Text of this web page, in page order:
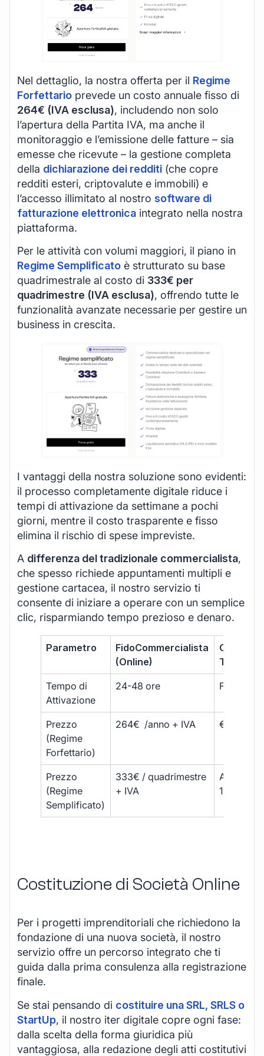
Nel dettaglio, la nostra offerta per il Regime
Forfettario prevede un costo annuale fisso di
264€ (IVA esclusa), includendo non solo
l’apertura della Partita IVA, ma anche il
monitoraggio e l’emissione delle fatture – sia
emesse che ricevute – la gestione completa
della dichiarazione dei redditi (che copre
redditi esteri, criptovalute e immobili) e
l’accesso illimitato al nostro software di
fatturazione elettronica integrato nella nostra
piattaforma.
Per le attività con volumi maggiori, il piano in
Regime Semplificato è strutturato su base
quadrimestrale al costo di 333€ per
quadrimestre (IVA esclusa), offrendo tutte le
funzionalità avanzate necessarie per gestire un
business in crescita.
I vantaggi della nostra soluzione sono evidenti:
il processo completamente digitale riduce i
tempi di attivazione da settimane a pochi
giorni, mentre il costo trasparente e fisso
elimina il rischio di spese impreviste.
A differenza del tradizionale commercialista,
che spesso richiede appuntamenti multipli e
gestione cartacea, il nostro servizio ti
consente di iniziare a operare con un semplice
clic, risparmiando tempo prezioso e denaro.
Parametro
FidoCommercialista
(Online)
Tempo di
Attivazione
24-48 ore Fino a 30
Prezzo
(Regime
Forfettario)
264€ /anno + IVA €500 –
Prezzo
(Regime
Semplificato)
333€ / quadrimestre
+ IVA
A partire
1800 € +
Costituzione di Società Online
Per i progetti imprenditoriali che richiedono la
fondazione di una nuova società, il nostro
servizio offre un percorso integrato che ti
guida dalla prima consulenza alla registrazione
finale.
Se stai pensando di costituire una SRL, SRLS o
StartUp, il nostro iter digitale copre ogni fase:
dalla scelta della forma giuridica più
vantaggiosa, alla redazione degli atti costitutivi